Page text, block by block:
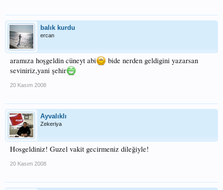
balık kurdu
ercan
aramıza hoşgeldin cüneyt abi
bide nerden geldigini yazarsan
seviniriz,yani şehir
20 Kasım 2008
Ayvalıklı
Zekeriya
Hosgeldiniz! Guzel vakit gecirmeniz dileğiyle!
20 Kasım 2008